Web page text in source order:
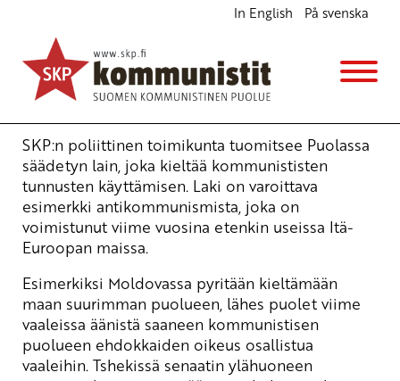
In English På svenska
Antikommunismia Moldovassa ja Puolassa
Ajankohtaista
30.6.2010 - 16:17(Muokattu 6.11.2025 - 13:39)
SKP:n poliittinen toimikunta tuomitsee Puolassa
säädetyn lain, joka kieltää kommunististen
tunnusten käyttämisen. Laki on varoittava
esimerkki antikommunismista, joka on
voimistunut viime vuosina etenkin useissa Itä-
Euroopan maissa.
Esimerkiksi Moldovassa pyritään kieltämään
maan suurimman puolueen, lähes puolet viime
vaaleissa äänistä saaneen kommunistisen
puolueen ehdokkaiden oikeus osallistua
vaaleihin. Tshekissä senaatin ylähuoneen